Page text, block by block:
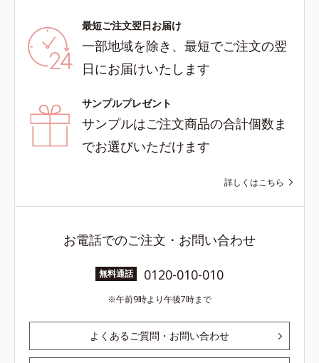
最短ご注文翌日お届け
一部地域を除き、最短でご注文の翌
日にお届けいたします
サンプルプレゼント
サンプルはご注文商品の合計個数ま
でお選びいただけます
詳しくはこちら
お電話でのご注文・お問い合わせ
無料通話 0120-010-010
午前9時より午後7時まで
よくあるご質問・お問い合わせ